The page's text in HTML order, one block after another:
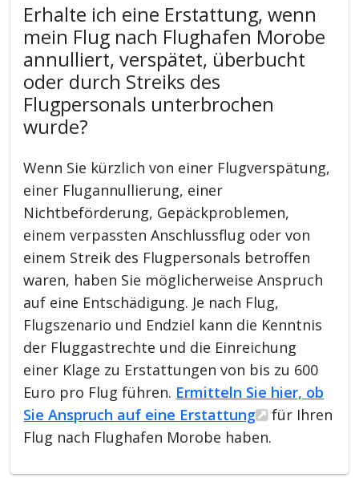
Erhalte ich eine Erstattung, wenn
mein Flug nach Flughafen Morobe
annulliert, verspätet, überbucht
oder durch Streiks des
Flugpersonals unterbrochen
wurde?
Wenn Sie kürzlich von einer Flugverspätung,
einer Flugannullierung, einer
Nichtbeförderung, Gepäckproblemen,
einem verpassten Anschlussflug oder von
einem Streik des Flugpersonals betroffen
waren, haben Sie möglicherweise Anspruch
auf eine Entschädigung. Je nach Flug,
Flugszenario und Endziel kann die Kenntnis
der Fluggastrechte und die Einreichung
einer Klage zu Erstattungen von bis zu 600
Euro pro Flug führen. Ermitteln Sie hier, ob
Sie Anspruch auf eine Erstattung
für Ihren
Flug nach Flughafen Morobe haben.